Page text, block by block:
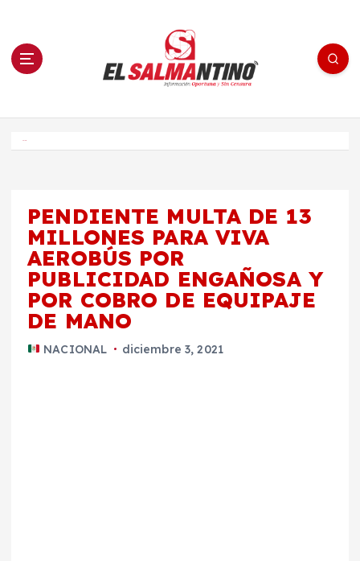
n El Salmantino - medios/noticias/editorial
PENDIENTE MULTA DE 13
MILLONES PARA VIVA
AEROBÚS POR
PUBLICIDAD ENGAÑOSA Y
POR COBRO DE EQUIPAJE
DE MANO
NACIONAL diciembre 3, 2021